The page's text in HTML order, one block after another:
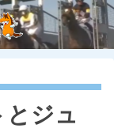
ジュ